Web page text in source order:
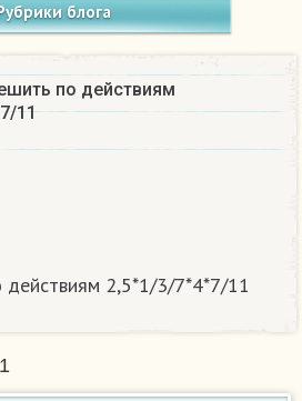
блога
по действиям
11
2,5*1/3/7*4*7/11